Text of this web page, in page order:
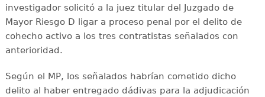
investigador solicitó a la juez titular del Juzgado de
Mayor Riesgo D ligar a proceso penal por el delito de
cohecho activo a los tres contratistas señalados con
anterioridad.
Según el MP, los señalados habrían cometido dicho
delito al haber entregado dádivas para la adjudicación